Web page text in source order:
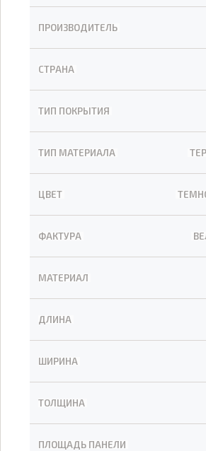
ПРОИЗВОДИТЕЛЬ
СТРАНА
ТИП ПОКРЫТИЯ
ТИП МАТЕРИАЛА
ЦВЕТ
ФАКТУРА
МАТЕРИАЛ
ДЛИНА
ШИРИНА
ТОЛЩИНА
ПЛОЩАДЬ ПАНЕЛИ